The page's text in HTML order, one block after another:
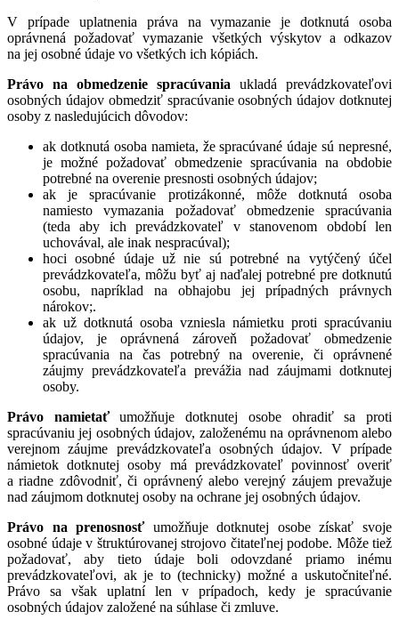
V prípade uplatnenia práva na vymazanie je dotknutá osoba
oprávnená požadovať vymazanie všetkých výskytov a odkazov
na jej osobné údaje vo všetkých ich kópiách.
Právo na obmedzenie spracúvania ukladá prevádzkovateľovi
osobných údajov obmedziť spracúvanie osobných údajov dotknutej
osoby z nasledujúcich dôvodov:
ak dotknutá osoba namieta, že spracúvané údaje sú nepresné,
je možné požadovať obmedzenie spracúvania na obdobie
potrebné na overenie presnosti osobných údajov;
ak je spracúvanie protizákonné, môže dotknutá osoba
namiesto vymazania požadovať obmedzenie spracúvania
(teda aby ich prevádzkovateľ v stanovenom období len
uchovával, ale inak nespracúval);
hoci osobné údaje už nie sú potrebné na vytýčený účel
prevádzkovateľa, môžu byť aj naďalej potrebné pre dotknutú
osobu, napríklad na obhajobu jej prípadných právnych
nárokov;.
ak už dotknutá osoba vzniesla námietku proti spracúvaniu
údajov, je oprávnená zároveň požadovať obmedzenie
spracúvania na čas potrebný na overenie, či oprávnené
záujmy prevádzkovateľa prevážia nad záujmami dotknutej
osoby.
Právo namietaťumožňuje dotknutej osobe ohradiť sa proti
spracúvaniu jej osobných údajov, založenému na oprávnenom alebo
verejnom záujme prevádzkovateľa osobných údajov. V prípade
námietok dotknutej osoby má prevádzkovateľ povinnosť overiť
a riadne zdôvodniť, či oprávnený alebo verejný záujem prevažuje
nad záujmom dotknutej osoby na ochrane jej osobných údajov.
Právo na prenosnosťumožňuje dotknutej osobe získať svoje
osobné údaje v štruktúrovanej strojovo čitateľnej podobe. Môže tiež
požadovať, aby tieto údaje boli odovzdané priamo inému
prevádzkovateľovi, ak je to (technicky) možné a uskutočniteľné.
Právo sa však uplatní len v prípadoch, kedy je spracúvanie
osobných údajov založené na súhlase či zmluve.